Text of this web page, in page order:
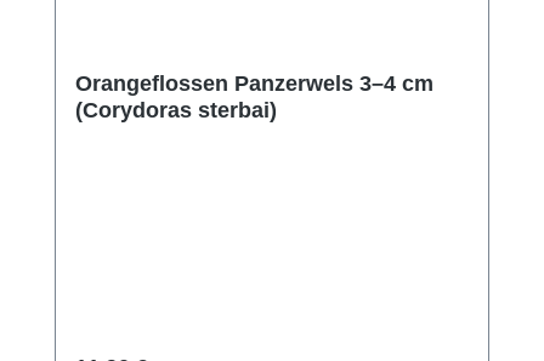
Orangeflossen Panzerwels 3–4 cm
(Corydoras sterbai)